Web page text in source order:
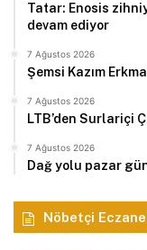
Tatar: Enosis
devam ediyor
7 Ağustos 2026
Şemsi Kazım
7 Ağustos 2026
LTB’den Surlariçi
7 Ağustos 2026
Dağ yolu pazar
Nöbetçi